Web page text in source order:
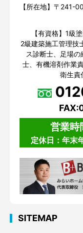
【所在地】〒241-
【有資格】1級
2級建築施工管理技
ス診断士、足場
士、有機溶剤作業
衛生責
営業
定休日：年末
SITEMAP